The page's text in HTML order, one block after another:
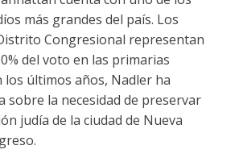
más grandes del país. Los
Congresional representan
del voto en las primarias
los últimos años, Nadler ha
sobre la necesidad de preservar
judía de la ciudad de Nueva